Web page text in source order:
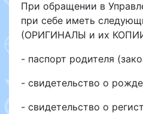
При обращении в
при себе иметь
(ОРИГИНАЛЫ и их
- паспорт родителя
- свидетельство о
- свидетельство о